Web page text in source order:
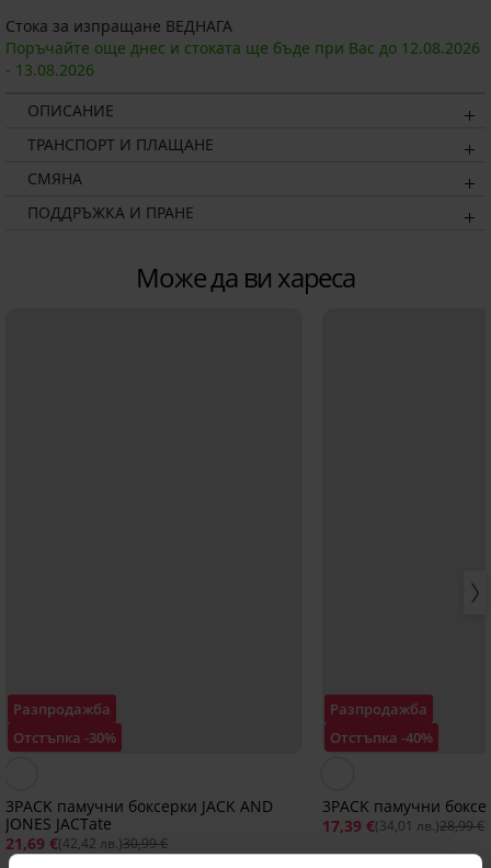
Стока за изпращане ВЕДНАГА
Поръчайте още днес и стоката ще бъде при Вас до 12.08.2026
- 13.08.2026
ОПИСАНИЕ
ТРАНСПОРТ И ПЛАЩАНЕ
СМЯНА
ПОДДРЪЖКА И ПРАНЕ
Може да ви хареса
Разпродажба
Отстъпка -30%
3PACK памучни боксерки JACK AND
JONES JACTate
21,69 €(42,42 лв.)30,99 €
Разпродажба
Отстъпка -40%
3PACK памучни
17,39 €(34,01 лв.)28,99 €